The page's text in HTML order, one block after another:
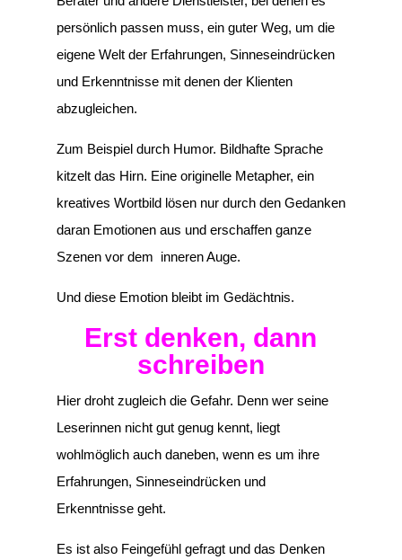
persönlich passen muss, ein guter Weg, um die
eigene Welt der Erfahrungen, Sinneseindrücken
und Erkenntnisse mit denen der Klienten
abzugleichen.
Zum Beispiel durch Humor. Bildhafte Sprache
kitzelt das Hirn. Eine originelle Metapher, ein
kreatives Wortbild lösen nur durch den Gedanken
daran Emotionen aus und erschaffen ganze
Szenen vor dem inneren Auge.
Und diese Emotion bleibt im Gedächtnis.
Erst denken, dann
schreiben
Hier droht zugleich die Gefahr. Denn wer seine
Leserinnen nicht gut genug kennt, liegt
wohlmöglich auch daneben, wenn es um ihre
Erfahrungen, Sinneseindrücken und
Erkenntnisse geht.
Es ist also Feingefühl gefragt und das Denken